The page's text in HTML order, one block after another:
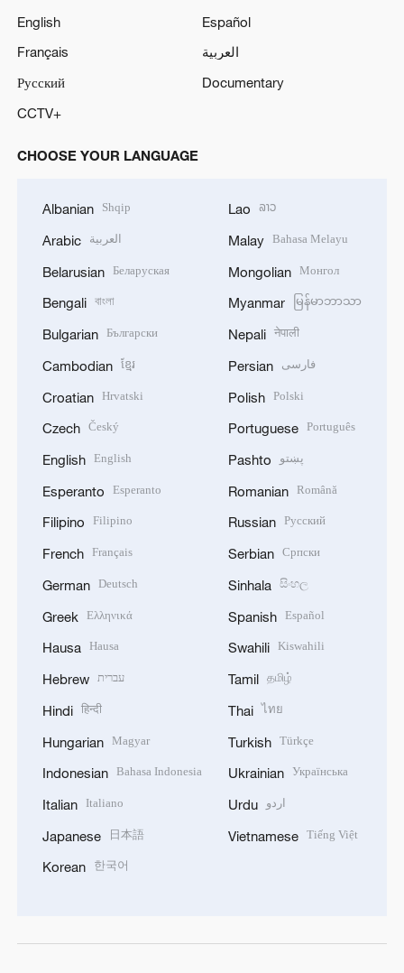
English
Español
Français
العربية
Русский
Documentary
CCTV+
CHOOSE YOUR LANGUAGE
Albanian Shqip
Arabic العربية
Belarusian Беларуская
Bengali বাংলা
Bulgarian Български
Cambodian ខ្មែរ
Croatian Hrvatski
Czech Český
English English
Esperanto Esperanto
Filipino Filipino
French Français
German Deutsch
Greek Ελληνικά
Hausa Hausa
Hebrew עברית
Hindi हिन्दी
Hungarian Magyar
Indonesian Bahasa Indonesia
Italian Italiano
Japanese 日本語
Korean 한국어
Lao ລາວ
Malay Bahasa Melayu
Mongolian Монгол
Myanmar မြန်မာဘာသာ
Nepali नेपाली
Persian فارسی
Polish Polski
Portuguese Português
Pashto پښتو
Romanian Română
Russian Русский
Serbian Српски
Sinhala සිංහල
Spanish Español
Swahili Kiswahili
Tamil தமிழ்
Thai ไทย
Turkish Türkçe
Ukrainian Українська
Urdu اردو
Vietnamese Tiếng Việt